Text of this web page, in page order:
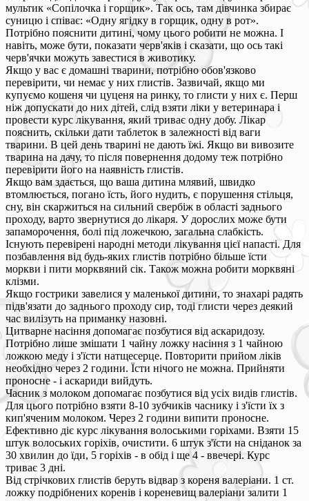
мультик «Сопілочка і горщик». Так ось, там дівчинка збирає
суницю і співає: «Одну ягідку в горщик, одну в рот».
Потрібно пояснити дитині, чому цього робити не можна. І
навіть, може бути, показати черв'яків і сказати, що ось такі
черв'ячки можуть завестися в животику.
Якщо у вас є домашні тварини, потрібно обов'язково
перевірити, чи немає у них глистів. Зазвичай, якщо ми
купуємо кошеня чи цуценя на ринку, то глисти у них є. Перш
ніж допускати до них дітей, слід взяти ліки у ветеринара і
провести курс лікування, який триває одну добу. Лікар
пояснить, скільки дати таблеток в залежності від ваги
тварини. В цей день тварині не дають їжі. Якщо ви вивозите
тварина на дачу, то після повернення додому теж потрібно
перевірити його на наявність глистів.
Якщо вам здається, що ваша дитина млявий, швидко
втомлюється, погано їсть, його нудить, є порушення стільця,
сну, він скаржиться на сильний свербіж в області заднього
проходу, варто звернутися до лікаря. У дорослих може бути
запаморочення, болі під ложечкою, загальна слабкість.
Існують перевірені народні методи лікування цієї напасті. Для
позбавлення від будь-яких глистів потрібно більше їсти
моркви і пити морквяний сік. Також можна робити морквяні
клізми.
Якщо гострики завелися у маленької дитини, то знахарі радять
підв'язати до заднього проходу сир, тоді глисти через деякий
час вилізуть на приманку назовні.
Цитварне насіння допомагає позбутися від аскаридозу.
Потрібно лише змішати 1 чайну ложку насіння з 1 чайною
ложкою меду і з'їсти натщесерце. Повторити прийом ліків
необхідно через 2 години. Їсти нічого не можна. Прийняти
проносне - і аскариди вийдуть.
Часник з молоком допомагає позбутися від усіх видів глистів.
Для цього потрібно взяти 8-10 зубчиків часнику і з'їсти їх з
кип'яченим молоком. Через 2 години випити проносне.
Ефективно діє курс лікування волоськими горіхами. Взяти 15
штук волоських горіхів, очистити. 6 штук з'їсти на сніданок за
30 хвилин до їди, 5 горіхів - в обід і ще 4 - ввечері. Курс
триває 3 дні.
Від стрічкових глистів беруть відвар з кореня валеріани. 1 ст.
ложку подрібнених коренів і кореневищ валеріани залити 1